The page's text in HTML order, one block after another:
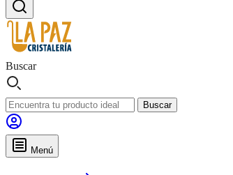
Buscar
Buscar
Menú